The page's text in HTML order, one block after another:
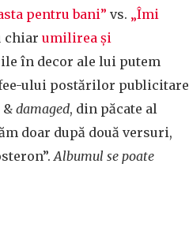
pentru bani” vs. „Îmi
chiar umilirea și
în decor ale lui putem
ului postărilor publicitare
& damaged, din păcate al
doar după două versuri,
Albumul se poate